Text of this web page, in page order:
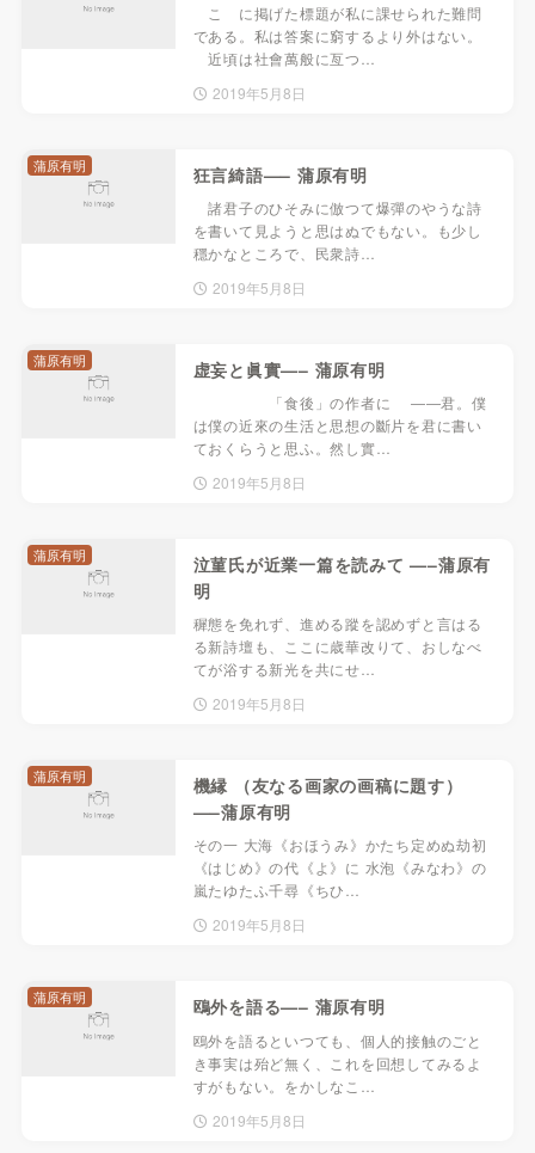
こゝに掲げた標題が私に課せられた難問
である。私は答案に窮するより外はない。
近頃は社會萬般に亙つ…
2019年5月8日
狂言綺語—– 蒲原有明
諸君子のひそみに倣つて爆彈のやうな詩
を書いて見ようと思はぬでもない。も少し
穩かなところで、民衆詩…
2019年5月8日
蒲原有明
虚妄と眞實—– 蒲原有明
「食後」の作者に ――君。僕
は僕の近來の生活と思想の斷片を君に書い
ておくらうと思ふ。然し實…
2019年5月8日
蒲原有明
泣菫氏が近業一篇を読みて —–蒲原有
明
穉態を免れず、進める蹤を認めずと言はる
る新詩壇も、ここに歳華改りて、おしなべ
てが浴する新光を共にせ…
2019年5月8日
蒲原有明
機縁 （友なる画家の画稿に題す）
—–蒲原有明
その一 大海《おほうみ》かたち定めぬ劫初
《はじめ》の代《よ》に 水泡《みなわ》の
嵐たゆたふ千尋《ちひ…
2019年5月8日
蒲原有明
鴎外を語る—– 蒲原有明
鴎外を語るといつても、個人的接触のごと
き事実は殆ど無く、これを回想してみるよ
すがもない。をかしなこ…
2019年5月8日
蒲原有明